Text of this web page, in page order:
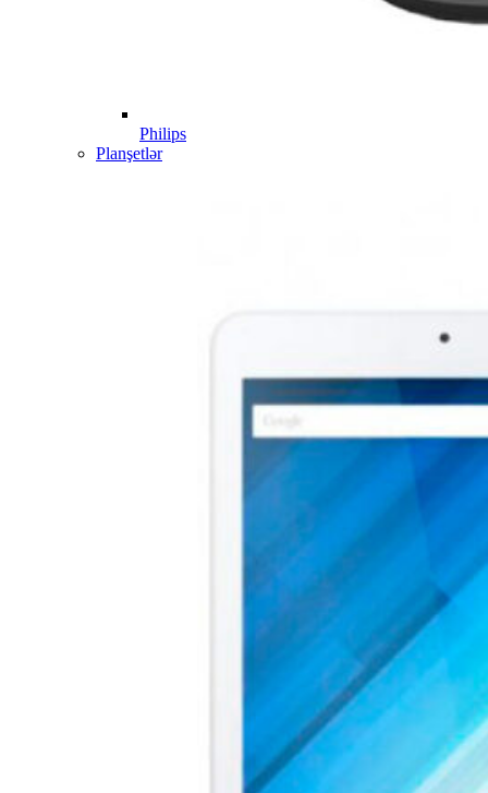
Philips
Planşetlər